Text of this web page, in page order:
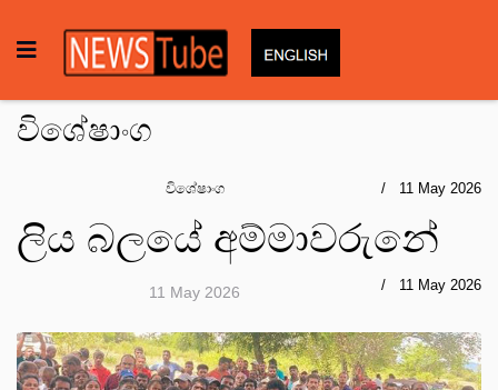
විශේෂාංග
විශේෂාංග 11 May 2026
ලිය බලයේ අම්මාවරුනේ
11 May 2026 11 May 2026